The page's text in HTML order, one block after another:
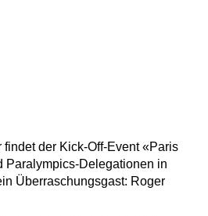
findet der Kick-Off-Event «Paris
Paralympics-Delegationen in
Überraschungsgast: Roger